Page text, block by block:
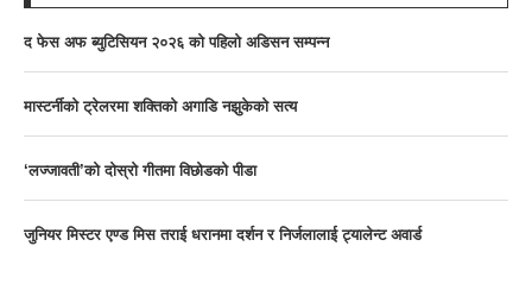
द फेस अफ ब्युटिसियन २०२६ काे पहिलाे अडिसन सम्पन्न
मास्टर्नीकाे ट्रेलरमा शक्तिकाे अगाडि नझुकेकाे सत्य
‘लज्जावती’को दाेस्राे गीतमा विछोडको पीडा
जुनियर मिस्टर एण्ड मिस तराई धरानमा दर्शन र निर्जलालाई ट्यालेन्ट अवार्ड